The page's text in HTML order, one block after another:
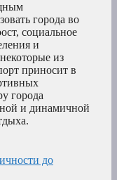
города во
социальное
и
из
приносит в
города
и динамичной
до